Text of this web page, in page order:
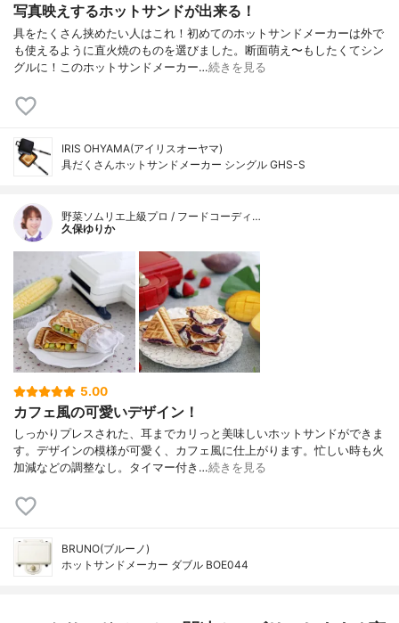
写真映えするホットサンドが出来る！
具をたくさん挟めたい人はこれ！初めてのホットサンドメーカーは外で
も使えるように直火焼のものを選びました。断面萌え〜もしたくてシン
グルに！このホットサンドメーカー…続きを見る
IRIS OHYAMA(アイリスオーヤマ)
具だくさんホットサンドメーカー シングル GHS-S
野菜ソムリエ上級プロ / フードコーディ…
久保ゆりか
5.00
カフェ風の可愛いデザイン！
しっかりプレスされた、耳までカリっと美味しいホットサンドができま
す。デザインの模様が可愛く、カフェ風に仕上がります。忙しい時も火
加減などの調整なし。タイマー付き…続きを見る
BRUNO(ブルーノ)
ホットサンドメーカー ダブル BOE044